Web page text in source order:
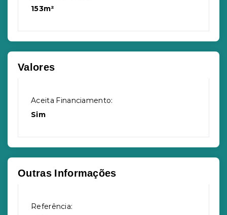
153m²
Valores
Aceita Financiamento:
Sim
Outras Informações
Referência: